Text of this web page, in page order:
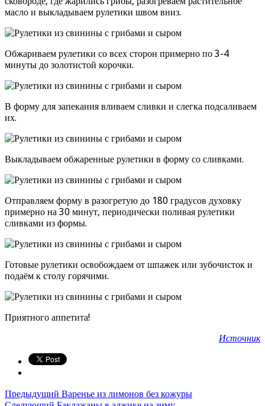
масло и выкладываем рулетики швом вниз.
Обжариваем рулетики со всех сторон примерно по 3-4
минуты до золотистой корочки.
В форму для запекания вливаем сливки и слегка подсаливаем
их.
Выкладываем обжаренные рулетики в форму со сливками.
Отправляем форму в разогретую до 180 градусов духовку
примерно на 30 минут, периодически поливая рулетики
сливками из формы.
Готовые рулетики освобождаем от шпажек или зубочисток и
подаём к столу горячими.
Приятного аппетита!
Источник
Предыдущий Варенье из лимонов без кожуры